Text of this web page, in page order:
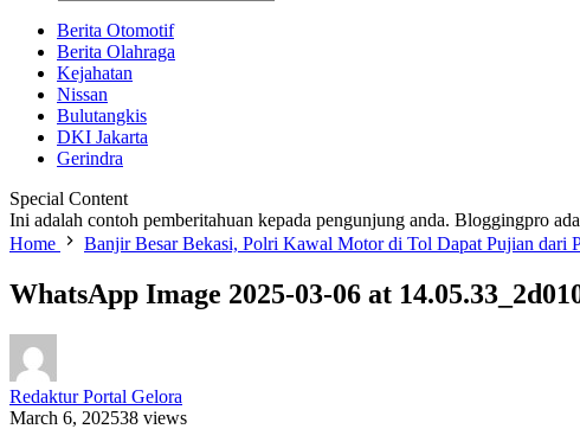
Berita Otomotif
Berita Olahraga
Kejahatan
Nissan
Bulutangkis
DKI Jakarta
Gerindra
Special Content
Ini adalah contoh pemberitahuan kepada pengunjung anda. Bloggingpro
Home
Banjir Besar Bekasi, Polri Kawal Motor di Tol Dapat Pujian dari
WhatsApp Image 2025-03-06 at
Redaktur Portal Gelora
March 6, 202538 views